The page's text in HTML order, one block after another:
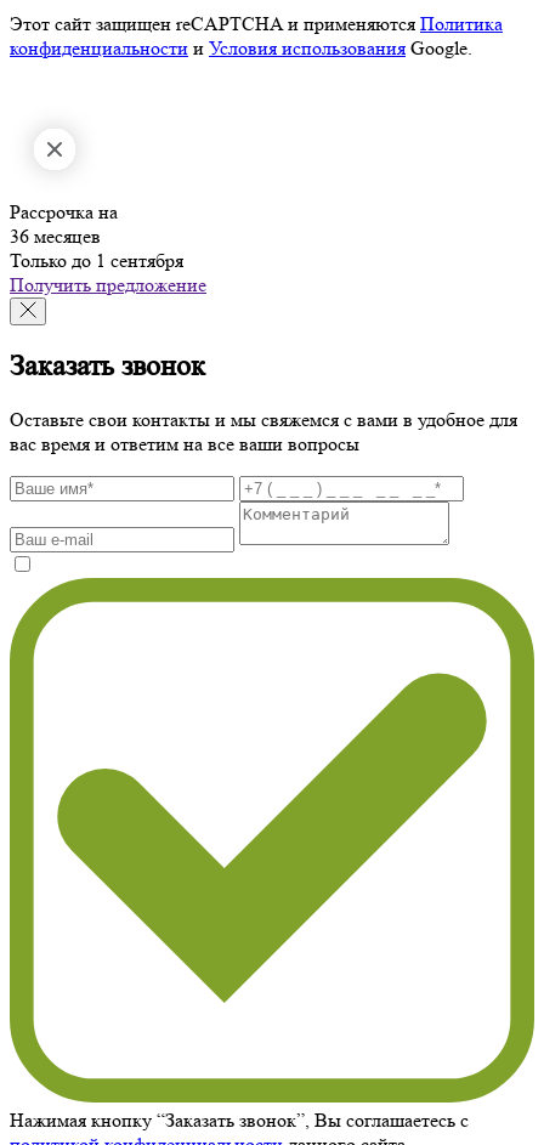
Этот сайт защищен reCAPTCHA и применяются Политика
конфиденциальности и Условия использования Google.
Рассрочка на
36 месяцев
Только до 1 сентября
Получить предложение
Заказать звонок
Оставьте свои контакты и мы свяжемся с вами в удобное для
вас время и ответим на все ваши вопросы
Нажимая кнопку “Заказать звонок”, Вы соглашаетесь с